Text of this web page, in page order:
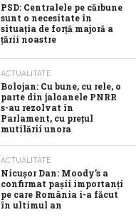
PSD: Centralele pe cărbune
sunt o necesitate în
situația de forță majoră a
țării noastre
ACTUALITATE
Bolojan: Cu bune, cu rele, o
parte din jaloanele PNRR
s-au rezolvat în
Parlament, cu prețul
mutilării unora
ACTUALITATE
Nicușor Dan: Moody’s a
confirmat pașii importanți
pe care România i-a făcut
în ultimul an